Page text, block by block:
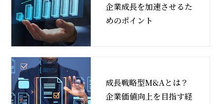
企業成長を加速させるた
めのポイント
成長戦略型M&Aとは？
企業価値向上を目指す経